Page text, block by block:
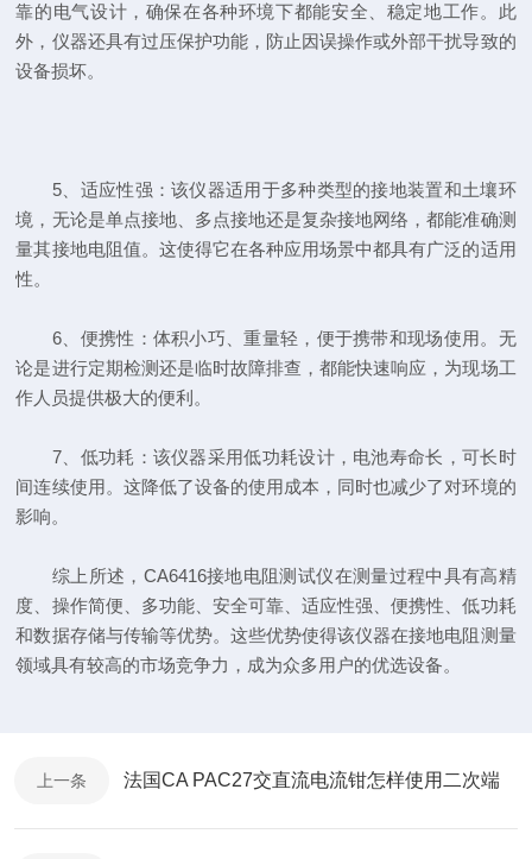
靠的电气设计，确保在各种环境下都能安全、稳定地工作。此
外，仪器还具有过压保护功能，防止因误操作或外部干扰导致的
设备损坏。
5、适应性强：该仪器适用于多种类型的接地装置和土壤环
境，无论是单点接地、多点接地还是复杂接地网络，都能准确测
量其接地电阻值。这使得它在各种应用场景中都具有广泛的适用
性。
6、便携性：体积小巧、重量轻，便于携带和现场使用。无
论是进行定期检测还是临时故障排查，都能快速响应，为现场工
作人员提供极大的便利。
7、低功耗：该仪器采用低功耗设计，电池寿命长，可长时
间连续使用。这降低了设备的使用成本，同时也减少了对环境的
影响。
综上所述，CA6416接地电阻测试仪在测量过程中具有高精
度、操作简便、多功能、安全可靠、适应性强、便携性、低功耗
和数据存储与传输等优势。这些优势使得该仪器在接地电阻测量
领域具有较高的市场竞争力，成为众多用户的优选设备。
上一条 法国CA PAC27交直流电流钳怎样使用二次端